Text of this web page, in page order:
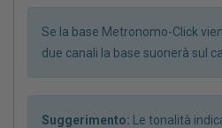
Se la base Metronomo-Click
due canali la base suonerà sul
Suggerimento: Le tonalità